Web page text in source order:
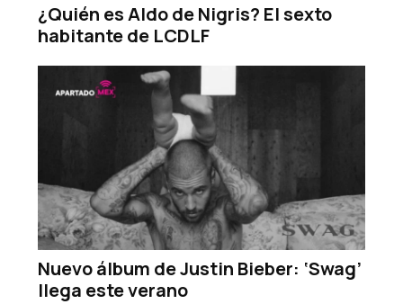
¿Quién es Aldo de Nigris? El sexto
habitante de LCDLF
Nuevo álbum de Justin Bieber: ‘Swag’
llega este verano